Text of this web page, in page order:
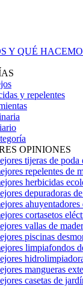
Y QUÉ
y repelentes
OPINIONES
tijeras de poda
repelentes de
herbicidas
depuradoras
ahuyentadores
cortasetos
vallas de
piscinas
limpiafondos
mangueras
casetas de